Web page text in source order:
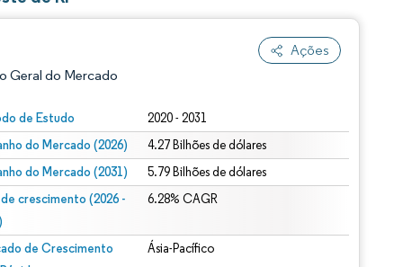
Ações
Geral do Mercado
de Estudo 2020 - 2031
do Mercado (2026) 4.27 Bilhões de dólares
do Mercado (2031) 5.79 Bilhões de dólares
de crescimento (2026 -
6.28% CAGR
de Crescimento
Ásia-Pacífico
conforme CC BY 4.0.